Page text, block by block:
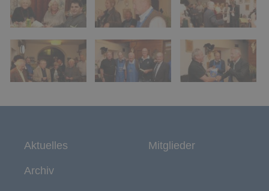
Aktuelles
Archiv
Mitglieder